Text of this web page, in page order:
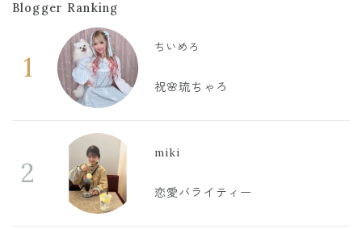
Blogger Ranking
1
ちいめろ
祝🌸琉ちゃろ
2
miki
恋愛バライティー